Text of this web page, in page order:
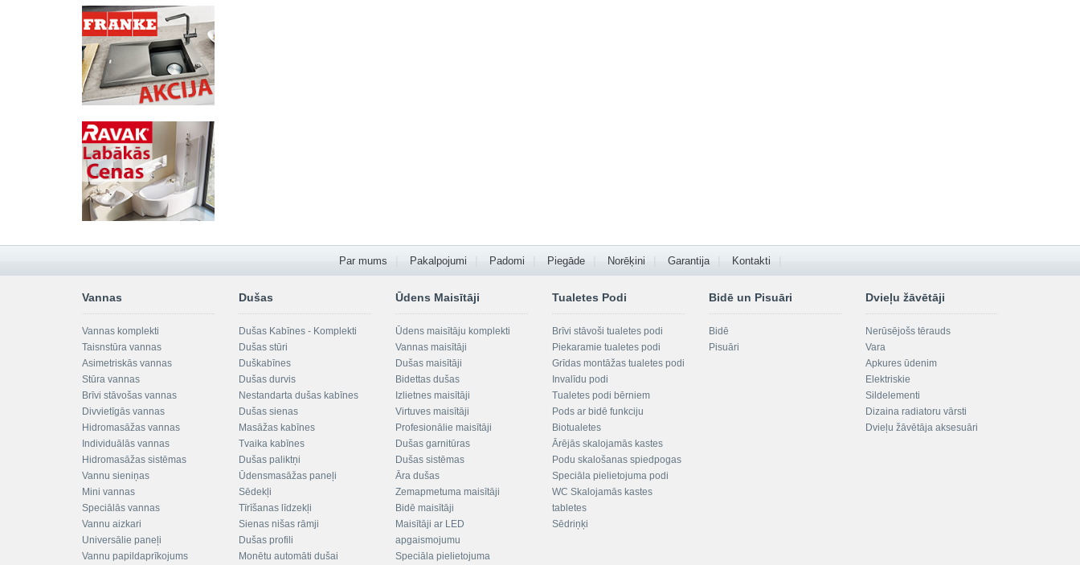
Par mums Pakalpojumi Padomi Piegāde Norēķini Garantija Kontakti
Vannas
Vannas komplekti
Taisnstūra vannas
Asimetriskās vannas
Stūra vannas
Brīvi stāvošas vannas
Divvietīgās vannas
Hidromasāžas vannas
Individuālās vannas
Hidromasāžas sistēmas
Vannu sieniņas
Mini vannas
Speciālās vannas
Vannu aizkari
Universālie paneļi
Vannu papildaprīkojums
Dušas
Dušas Kabīnes - Komplekti
Dušas stūri
Duškabīnes
Dušas durvis
Nestandarta dušas kabīnes
Dušas sienas
Masāžas kabīnes
Tvaika kabīnes
Dušas paliktņi
Ūdensmasāžas paneļi
Sēdekļi
Tīrīšanas līdzekļi
Sienas nišas rāmji
Dušas profili
Monētu automāti dušai
Ūdens Maisītāji
Ūdens maisītāju komplekti
Vannas maisītāji
Dušas maisītāji
Bidettas dušas
Izlietnes maisītāji
Virtuves maisītāji
Profesionālie maisītāji
Dušas garnitūras
Dušas sistēmas
Āra dušas
Zemapmetuma maisītāji
Bidē maisītāji
Maisītāji ar LED
apgaismojumu
Speciāla pielietojuma
Tualetes Podi
Brīvi stāvoši tualetes podi
Piekaramie tualetes podi
Grīdas montāžas tualetes podi
Invalīdu podi
Tualetes podi bērniem
Pods ar bidē funkciju
Biotualetes
Ārējās skalojamās kastes
Podu skalošanas spiedpogas
Speciāla pielietojuma podi
WC Skalojamās kastes
tabletes
Sēdriņķi
Bidē un Pisuāri
Bidē
Pisuāri
Dvieļu žāvētāji
Nerūsējošs tērauds
Vara
Apkures ūdenim
Elektriskie
Sildelementi
Dizaina radiatoru vārsti
Dvieļu žāvētāja aksesuāri